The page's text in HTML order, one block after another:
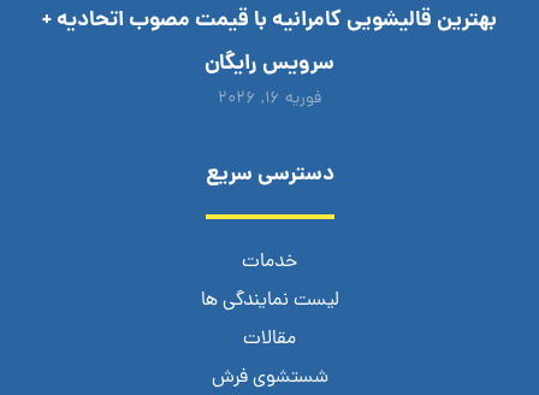
بهترین قالیشویی کامرانیه با قیمت مصوب اتحادیه +
سرویس رایگان
فوریه ۱۶, ۲۰۲۶
دسترسی سریع
خدمات
لیست نمایندگی ها
مقالات
شستشوی فرش